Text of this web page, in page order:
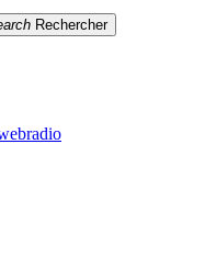
Rechercher